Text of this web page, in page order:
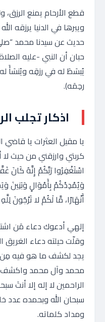
قطع الأرحام يمنع
ويبرها في الدنيا يرزقه
حديث عن سيدنا محمد
حبان أن النبي -عليه
يُبسَطَ له في رزقِه ويُنسَأَ
رحِمَه).
اذكار تجلب
يا مقيل العثرات يا
كربتي وارزقني من حيث
اسْتَغْفِرُوا رَبَّكُمْ إِنَّهُ كَانَ
وَيُمْدِدْكُمْ بِأَمْوَالٍ وَبَنِينَ
أَنْهَارًا، مَّا لَكُمْ لا تَرْجُونَ
إلهي أدعوك دعاء مَن
وقلّت حيلته دعاء الغريق
يجد لكشف ما هو فيه مِن
محمد وآل محمد واكشف
الراحمين لا إله إلا أنتَ
سبحان الله وبحمده عدد
ومداد كلماته.